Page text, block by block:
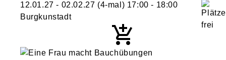
12.01.27 - 02.02.27 (4-mal) 17:00 - 18:00
Burgkunstadt